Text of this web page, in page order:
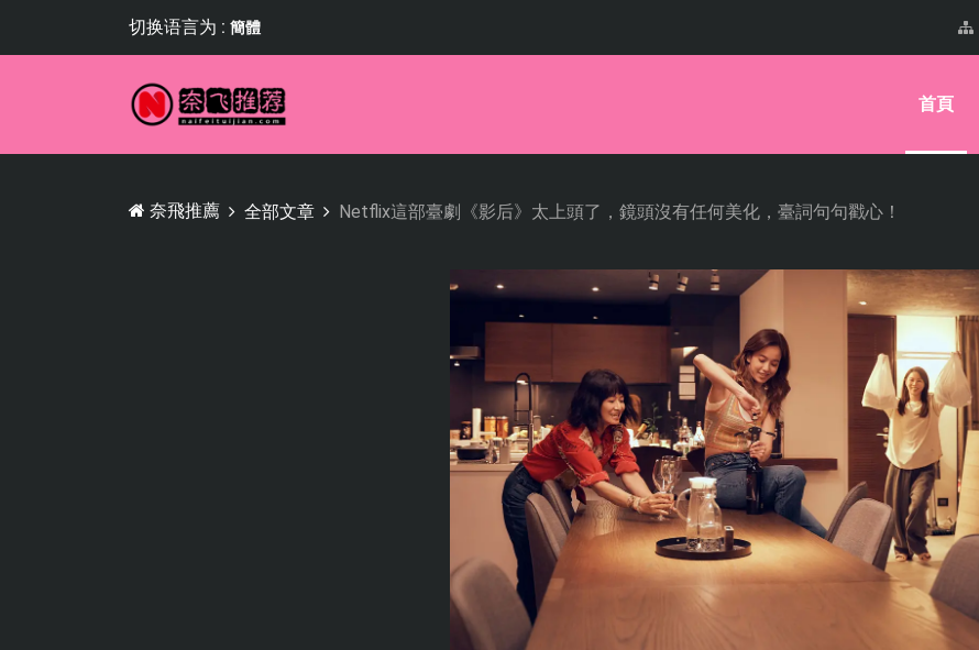
切换语言为 : 簡體
首頁
奈飛推薦 全部文章 Netflix這部臺劇《影后》太上頭了，鏡頭沒有任何美化，臺詞句句戳心！